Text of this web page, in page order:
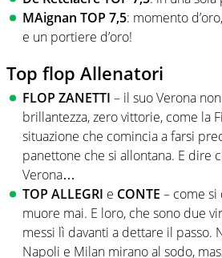
MAignan TOP 7,5: momento
e un portiere d’oro!
Top flop Allenatori
FLOP ZANETTI – il suo Verona
brillantezza, zero vittorie, come la
situazione che comincia a farsi
panettone che si allontana. E dire
Verona…
TOP ALLEGRI e CONTE – come si
muore mai. E loro, che sono due
messi lì davanti a dettare il passo.
Napoli e Milan mirano al sodo,